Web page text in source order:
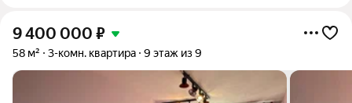
9 400 000 ₽
58 м² 3-комн. квартира 9 этаж из 9